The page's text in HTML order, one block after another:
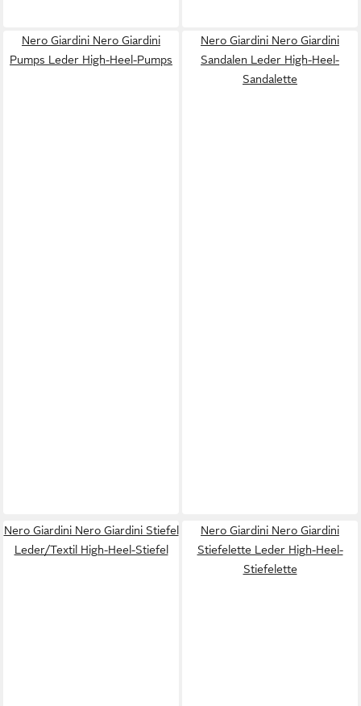
Nero Giardini Nero Giardini
Pumps Leder High-Heel-Pumps
Nero Giardini Nero Giardini
Sandalen Leder High-Heel-
Sandalette
Nero Giardini Nero Giardini Stiefel
Leder/Textil High-Heel-Stiefel
Nero Giardini Nero Giardini
Stiefelette Leder High-Heel-
Stiefelette